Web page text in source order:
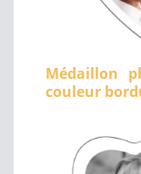
Médaillon
couleur